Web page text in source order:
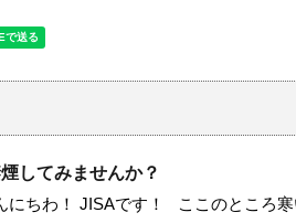
してみませんか？
にちわ！ JISAです！ ここのところ